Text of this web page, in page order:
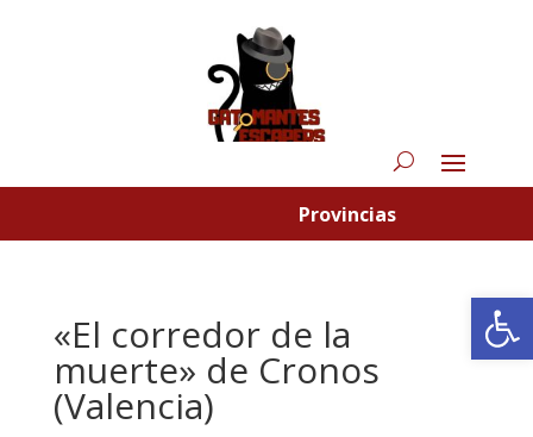
Provincias
«El corredor de la
muerte» de Cronos
(Valencia)